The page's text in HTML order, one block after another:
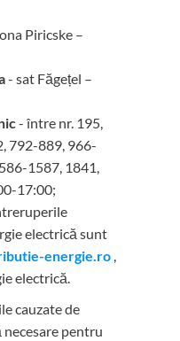
Piricske –
- sat Făgețel –
- între nr. 195,
792-889, 966-
1587, 1841,
17:00;
electrică sunt
energie.ro ,
electrică.
cauzate de
pentru